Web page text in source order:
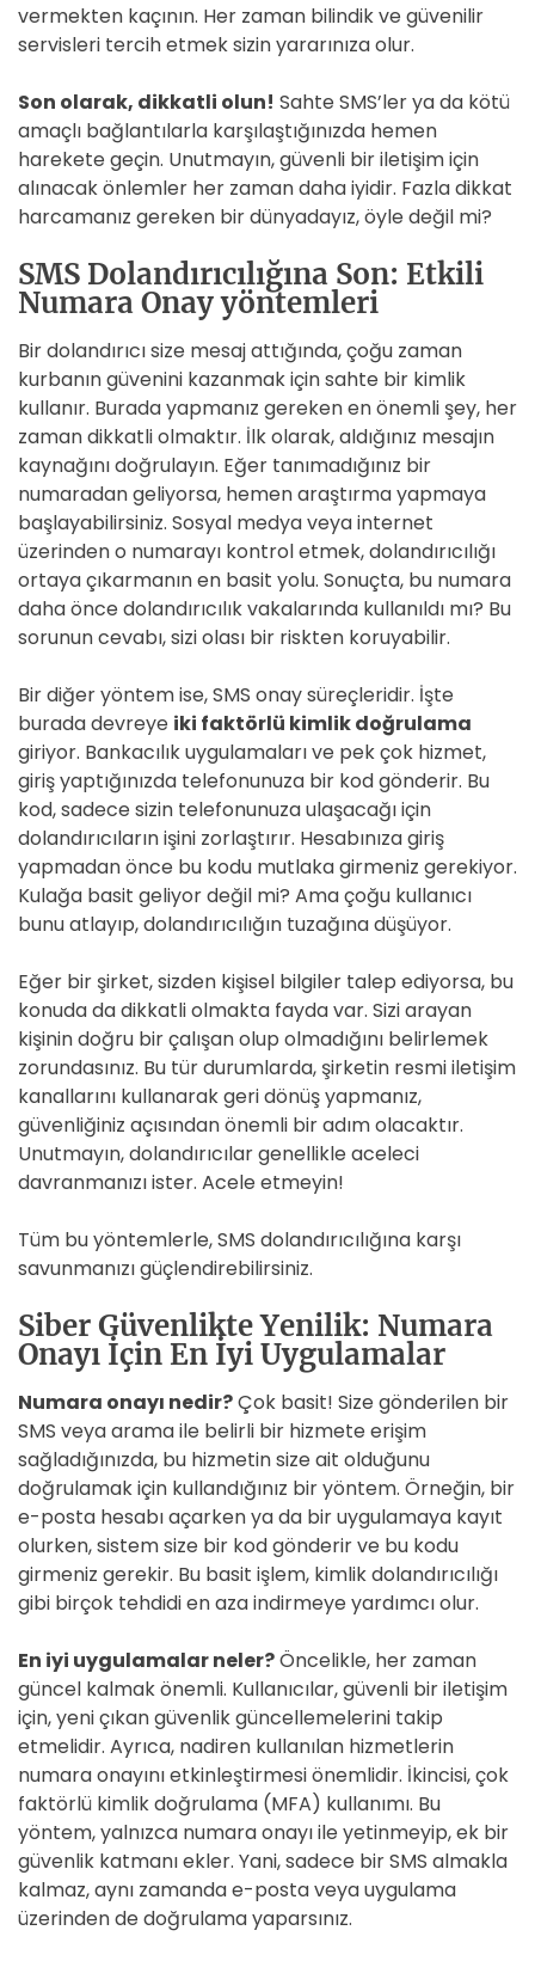
vermekten kaçının. Her zaman bilindik ve güvenilir
servisleri tercih etmek sizin yararınıza olur.
Son olarak, dikkatli olun! Sahte SMS’ler ya da kötü
amaçlı bağlantılarla karşılaştığınızda hemen
harekete geçin. Unutmayın, güvenli bir iletişim için
alınacak önlemler her zaman daha iyidir. Fazla dikkat
harcamanız gereken bir dünyadayız, öyle değil mi?
SMS Dolandırıcılığına Son: Etkili
Numara Onay yöntemleri
Bir dolandırıcı size mesaj attığında, çoğu zaman
kurbanın güvenini kazanmak için sahte bir kimlik
kullanır. Burada yapmanız gereken en önemli şey, her
zaman dikkatli olmaktır. İlk olarak, aldığınız mesajın
kaynağını doğrulayın. Eğer tanımadığınız bir
numaradan geliyorsa, hemen araştırma yapmaya
başlayabilirsiniz. Sosyal medya veya internet
üzerinden o numarayı kontrol etmek, dolandırıcılığı
ortaya çıkarmanın en basit yolu. Sonuçta, bu numara
daha önce dolandırıcılık vakalarında kullanıldı mı? Bu
sorunun cevabı, sizi olası bir riskten koruyabilir.
Bir diğer yöntem ise, SMS onay süreçleridir. İşte
burada devreye iki faktörlü kimlik doğrulama
giriyor. Bankacılık uygulamaları ve pek çok hizmet,
giriş yaptığınızda telefonunuza bir kod gönderir. Bu
kod, sadece sizin telefonunuza ulaşacağı için
dolandırıcıların işini zorlaştırır. Hesabınıza giriş
yapmadan önce bu kodu mutlaka girmeniz gerekiyor.
Kulağa basit geliyor değil mi? Ama çoğu kullanıcı
bunu atlayıp, dolandırıcılığın tuzağına düşüyor.
Eğer bir şirket, sizden kişisel bilgiler talep ediyorsa, bu
konuda da dikkatli olmakta fayda var. Sizi arayan
kişinin doğru bir çalışan olup olmadığını belirlemek
zorundasınız. Bu tür durumlarda, şirketin resmi iletişim
kanallarını kullanarak geri dönüş yapmanız,
güvenliğiniz açısından önemli bir adım olacaktır.
Unutmayın, dolandırıcılar genellikle aceleci
davranmanızı ister. Acele etmeyin!
Tüm bu yöntemlerle, SMS dolandırıcılığına karşı
savunmanızı güçlendirebilirsiniz.
Siber Güvenlikte Yenilik: Numara
Onayı İçin En İyi Uygulamalar
Numara onayı nedir?Çok basit! Size gönderilen bir
SMS veya arama ile belirli bir hizmete erişim
sağladığınızda, bu hizmetin size ait olduğunu
doğrulamak için kullandığınız bir yöntem. Örneğin, bir
e-posta hesabı açarken ya da bir uygulamaya kayıt
olurken, sistem size bir kod gönderir ve bu kodu
girmeniz gerekir. Bu basit işlem, kimlik dolandırıcılığı
gibi birçok tehdidi en aza indirmeye yardımcı olur.
En iyi uygulamalar neler?Öncelikle, her zaman
güncel kalmak önemli. Kullanıcılar, güvenli bir iletişim
için, yeni çıkan güvenlik güncellemelerini takip
etmelidir. Ayrıca, nadiren kullanılan hizmetlerin
numara onayını etkinleştirmesi önemlidir. İkincisi, çok
faktörlü kimlik doğrulama (MFA) kullanımı. Bu
yöntem, yalnızca numara onayı ile yetinmeyip, ek bir
güvenlik katmanı ekler. Yani, sadece bir SMS almakla
kalmaz, aynı zamanda e-posta veya uygulama
üzerinden de doğrulama yaparsınız.